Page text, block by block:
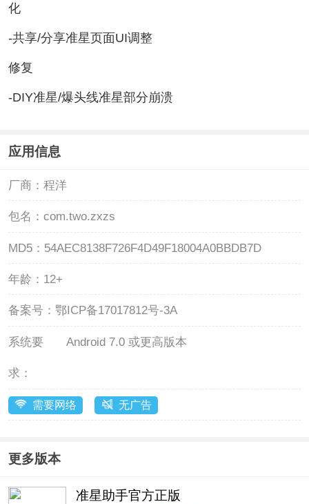
化
-共享/分享准星页面UI调整
修复
-DIY准星/爆头线准星部分崩溃
应用信息
厂商： 程洋
包名： com.two.zxzs
MD5： 54AEC8138F726F4D49F18004A0BBDB7D
年龄： 12+
备案号： 鄂ICP备17017812号-3A
系统要
求：
Android 7.0 或更高版本
需要网络 无广告
更多版本
准星助手官方正版